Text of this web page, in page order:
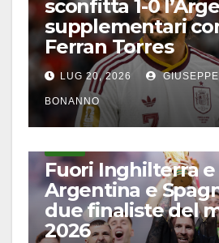
sconfitta 1-0
supplementari
Ferran Torres
LUG 20, 2026
BONANNO
Fuori Inghilterra e
Argentina e
due finaliste del
2026